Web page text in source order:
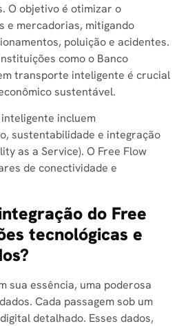
O objetivo é otimizar o
e mercadorias, mitigando
poluição e acidentes.
como o Banco
transporte inteligente é crucial
sustentável.
incluem
sustentabilidade e integração
as a Service). O Free Flow
de conectividade e
do Free
tecnológicas e
sua essência, uma poderosa
Cada passagem sob um
detalhado. Esses dados,